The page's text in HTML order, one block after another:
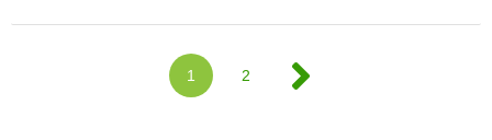
1 2